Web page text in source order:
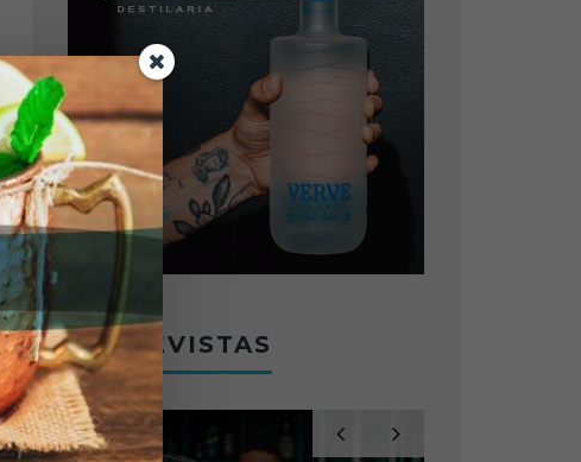
ENTREVISTAS